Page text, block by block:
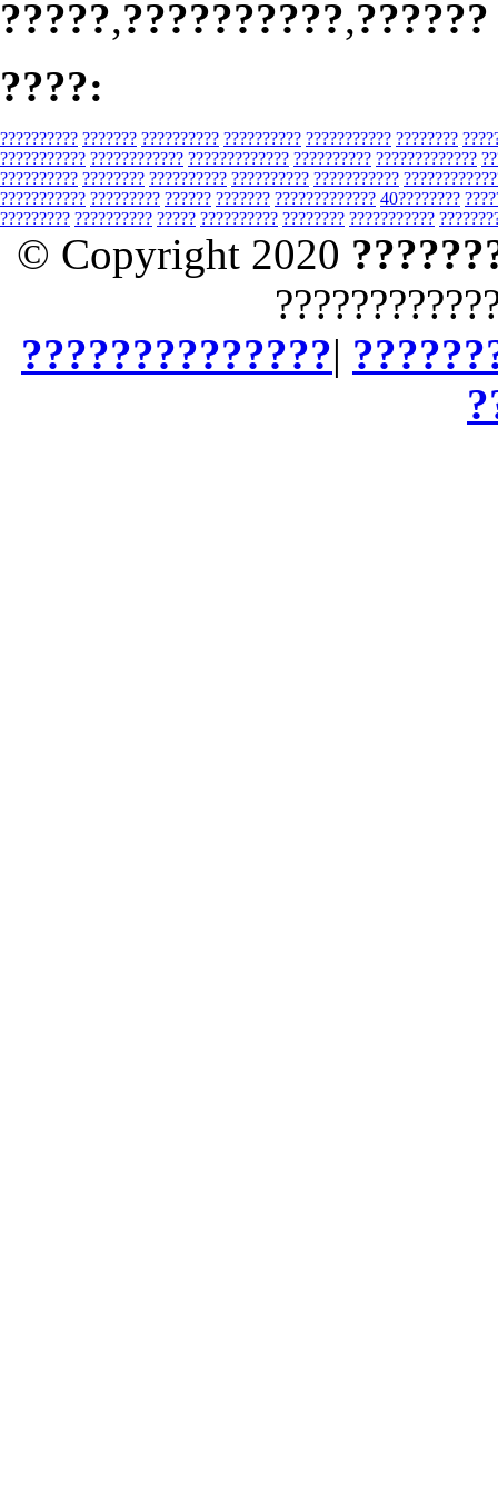
?????,??????????,??????
????:
?????????? ??????? ?????????? ?????????? ??????????? ????????
??????????? ???????????? ????????????? ?????????? ?????????????
?????????? ???????? ?????????? ?????????? ???????????
??????????? ????????? ?????? ??????? ????????????? 40????????
????????? ?????????? ????? ?????????? ???????? ???????????
© Copyright 2020
??????????????|